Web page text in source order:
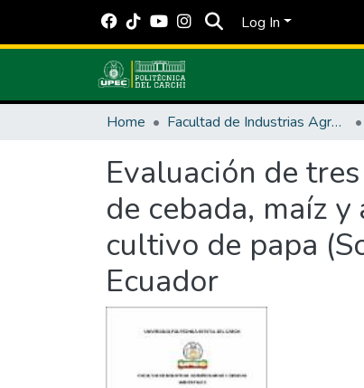
Log In
Home Facultad de Industrias Agropecuarias y Ciencias Ambientales
Evaluación de
de cebada, maíz
cultivo de papa
Ecuador